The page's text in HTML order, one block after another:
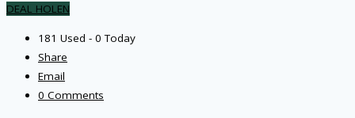
DEAL HOLEN
181 Used - 0 Today
Share
Email
0 Comments